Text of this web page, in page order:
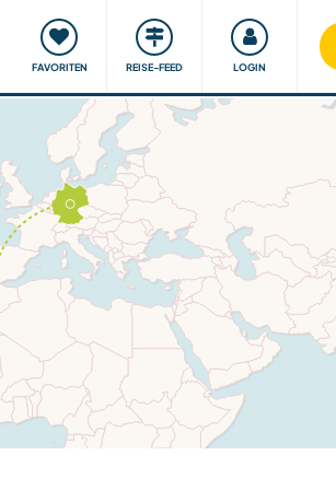
FAVORITEN REISE-FEED LOGIN
Reisen & Lernen Unsere Community